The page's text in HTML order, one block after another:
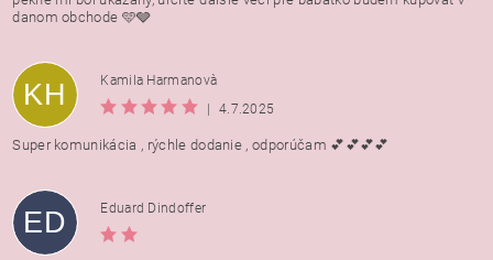
danom obchode 🩵🩶
KH
Kamila Harmanovà
4.7.2025
Super komunikácia , rýchle dodanie , odporúčam 💕💕💕💕
ED Eduard Dindoffer